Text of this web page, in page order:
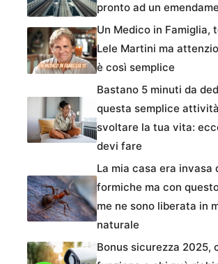
pronto ad un
Un Medico in Famiglia,
Lele Martini ma
è così semplice
Bastano 5 minuti da
questa semplice
svoltare la tua vita:
devi fare
La mia casa era invasa
formiche ma con
me ne sono liberata in
naturale
Bonus sicurezza 2025,